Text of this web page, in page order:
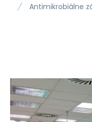
Antimikrobiálne